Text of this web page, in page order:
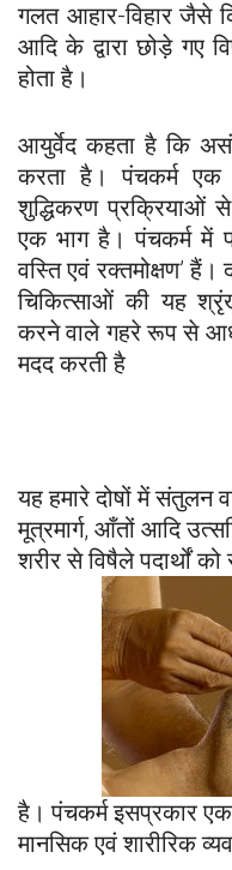
गलत आहार-विहार जैसे
आदि के द्वारा छोड़े गए
होता है।
आयुर्वेद कहता है कि
करता है। पंचकर्म एक
शुद्धिकरण प्रक्रियाओं
एक भाग है। पंचकर्म में
वस्ति एवं रक्तमोक्षण’
चिकित्साओं की यह
करने वाले गहरे रूप से
मदद करती है
यह हमारे दोषों में संतुलन
मूत्रमार्ग, आँतों आदि
शरीर से विषैले पदार्थों
है। पंचकर्म इसप्रकार एक
मानसिक एवं शारीरिक